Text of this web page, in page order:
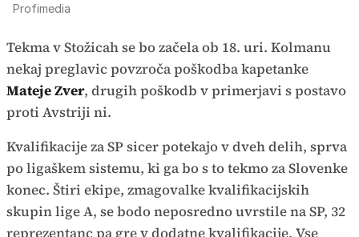
Profimedia
Tekma v Stožicah se bo začela ob 18. uri. Kolmanu
nekaj preglavic povzroča poškodba kapetanke
Mateje Zver, drugih poškodb v primerjavi s postavo
proti Avstriji ni.
Kvalifikacije za SP sicer potekajo v dveh delih, sprva
po ligaškem sistemu, ki ga bo s to tekmo za Slovenke
konec. Štiri ekipe, zmagovalke kvalifikacijskih
skupin lige A, se bodo neposredno uvrstile na SP, 32
reprezentanc pa gre v dodatne kvalifikacije. Vse